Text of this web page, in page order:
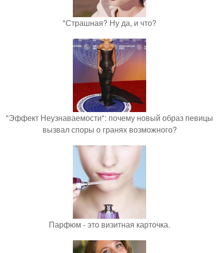
"Страшная? Ну да, и что?
"Эффект Неузнаваемости": почему новый образ певицы
вызвал споры о гранях возможного?
Парфюм - это визитная карточка.